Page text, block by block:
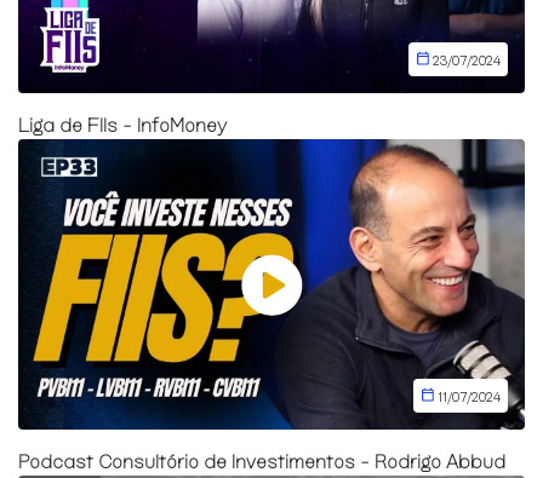
23/07/2024
Liga de FIIs - InfoMoney
11/07/2024
Podcast Consultório de Investimentos - Rodrigo Abbud